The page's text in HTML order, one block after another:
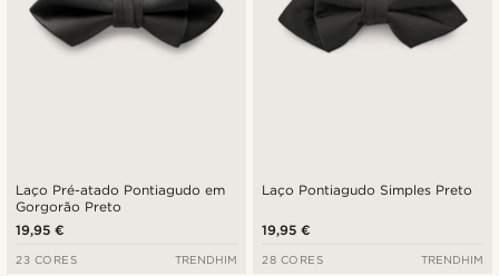
Laço Pré-atado Pontiagudo em
Gorgorão Preto
19,95 €
23 CORES TRENDHIM
Laço Pontiagudo Simples Preto
19,95 €
28 CORES TRENDHIM